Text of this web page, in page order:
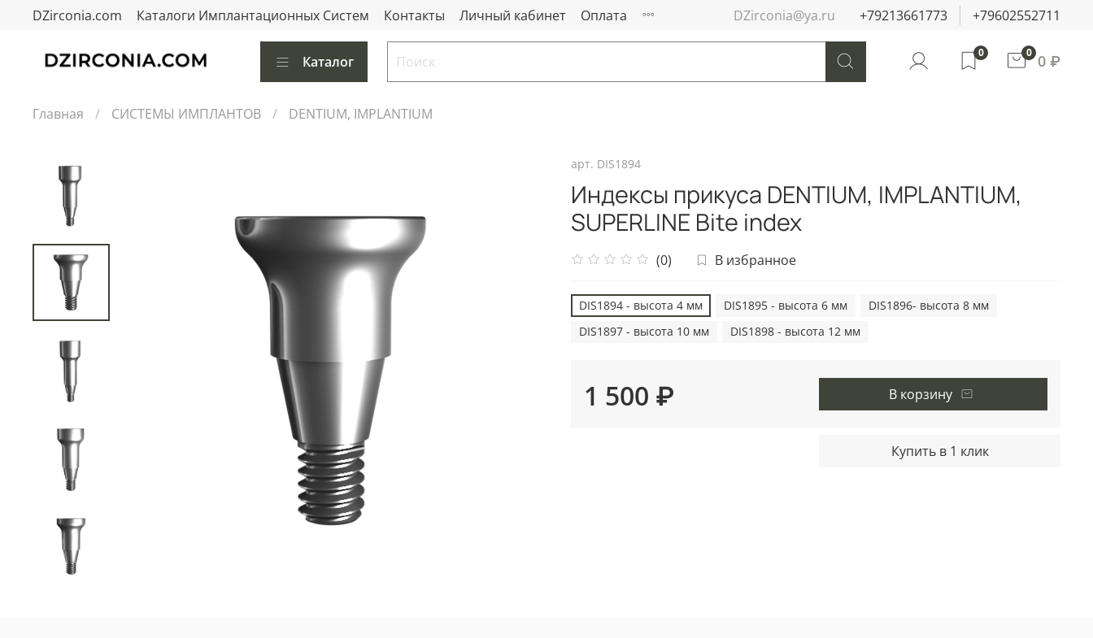
DZirconia.com Каталоги Имплантационных Систем Контакты Личный кабинет Оплата DZirconia@ya.ru +79213661773 +79602552711
Каталог
0 0 0 ₽
Главная СИСТЕМЫ ИМПЛАНТОВ DENTIUM, IMPLANTIUM
арт. DIS1894
Индексы прикуса DENTIUM, IMPLANTIUM,
SUPERLINE Bite index
(0) В избранное
DIS1894 - высота 4 мм DIS1895 - высота 6 мм
DIS1896- высота 8 мм
DIS1897 - высота 10 мм
DIS1898 - высота 12 мм
1 500 ₽ В корзину
Купить в 1 клик